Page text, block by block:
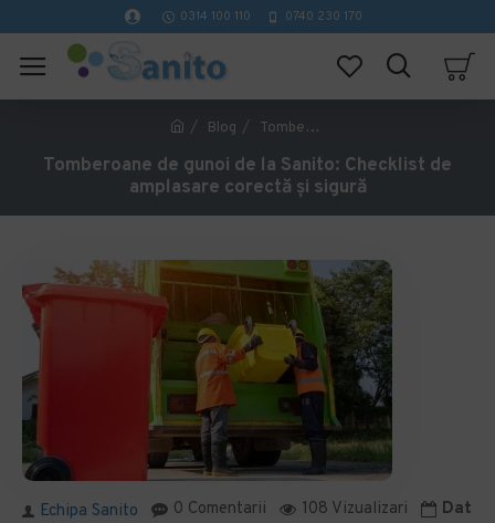
0314 100 110 0740 230 170
Blog Tomberoane de gunoi de la Sanito: Checklist de amplasare corectă și sigură
Tomberoane de gunoi de la Sanito: Checklist de
amplasare corectă și sigură
Echipa Sanito 0 Comentarii 108 Vizualizari Data